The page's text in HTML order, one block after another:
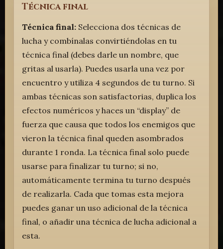
Técnica final
Técnica final:Selecciona dos técnicas de
lucha y combínalas convirtiéndolas en tu
técnica final (debes darle un nombre, que
gritas al usarla). Puedes usarla una vez por
encuentro y utiliza 4 segundos de tu turno. Si
ambas técnicas son satisfactorias, duplica los
efectos numéricos y haces un “display” de
fuerza que causa que todos los enemigos que
vieron la técnica final queden asombrados
durante 1 ronda. La técnica final solo puede
usarse para finalizar tu turno; si no,
automáticamente termina tu turno después
de realizarla. Cada que tomas esta mejora
puedes ganar un uso adicional de la técnica
final, o añadir una técnica de lucha adicional a
esta.